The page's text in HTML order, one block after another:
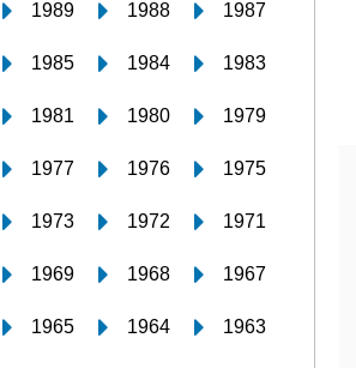
1989 1988 1987
1985 1984 1983
1981 1980 1979
1977 1976 1975
1973 1972 1971
1969 1968 1967
1965 1964 1963